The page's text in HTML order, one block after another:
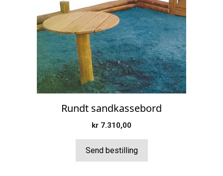
Rundt sandkassebord
kr 7.310,00
Send bestilling